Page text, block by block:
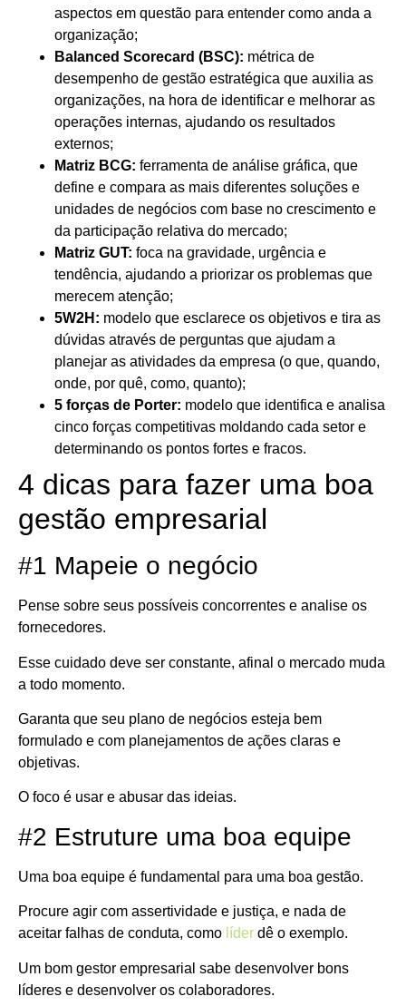
aspectos em questão para entender como anda a
organização;
Balanced Scorecard (BSC): métrica de
desempenho de gestão estratégica que auxilia as
organizações, na hora de identificar e melhorar as
operações internas, ajudando os resultados
externos;
Matriz BCG: ferramenta de análise gráfica, que
define e compara as mais diferentes soluções e
unidades de negócios com base no crescimento e
da participação relativa do mercado;
Matriz GUT: foca na gravidade, urgência e
tendência, ajudando a priorizar os problemas que
merecem atenção;
5W2H: modelo que esclarece os objetivos e tira as
dúvidas através de perguntas que ajudam a
planejar as atividades da empresa (o que, quando,
onde, por quê, como, quanto);
5 forças de Porter: modelo que identifica e analisa
cinco forças competitivas moldando cada setor e
determinando os pontos fortes e fracos.
4 dicas para fazer uma boa
gestão empresarial
#1 Mapeie o negócio
Pense sobre seus possíveis concorrentes e analise os
fornecedores.
Esse cuidado deve ser constante, afinal o mercado muda
a todo momento.
Garanta que seu plano de negócios esteja bem
formulado e com planejamentos de ações claras e
objetivas.
O foco é usar e abusar das ideias.
#2 Estruture uma boa equipe
Uma boa equipe é fundamental para uma boa gestão.
Procure agir com assertividade e justiça, e nada de
aceitar falhas de conduta, como líder dê o exemplo.
Um bom gestor empresarial sabe desenvolver bons
líderes e desenvolver os colaboradores.